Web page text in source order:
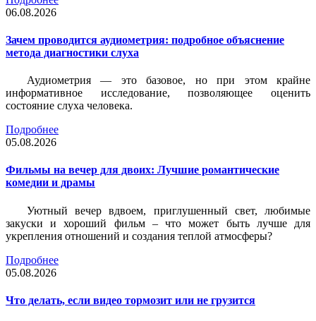
06.08.2026
Зачем проводится аудиометрия: подробное объяснение
метода диагностики слуха
Аудиометрия — это базовое, но при этом крайне
информативное исследование, позволяющее оценить
состояние слуха человека.
Подробнее
05.08.2026
Фильмы на вечер для двоих: Лучшие романтические
комедии и драмы
Уютный вечер вдвоем, приглушенный свет, любимые
закуски и хороший фильм – что может быть лучше для
укрепления отношений и создания теплой атмосферы?
Подробнее
05.08.2026
Что делать, если видео тормозит или не грузится